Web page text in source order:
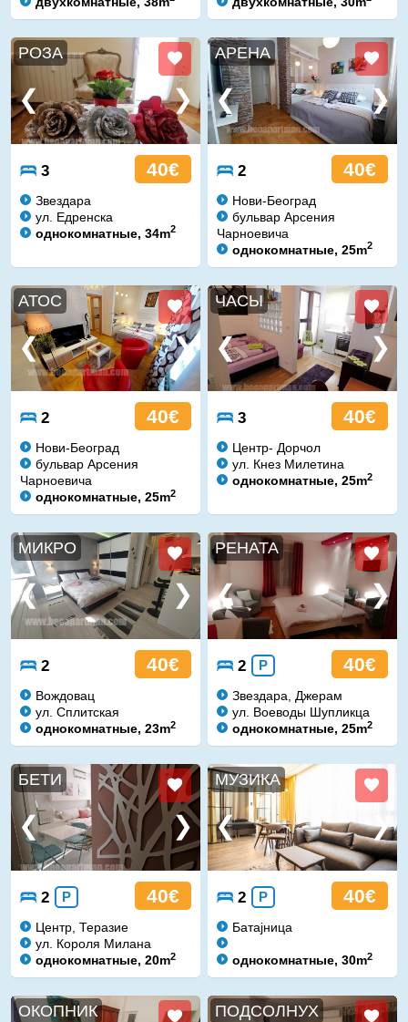
РОЗА
3 40€
Звездара
ул. Едренска
однокомнатные, 34m2
АРЕНА
2 40€
Нови-Београд
бульвар Арсения
Чарноевича
однокомнатные, 25m2
АТОС
2 40€
Нови-Београд
бульвар Арсения
Чарноевича
однокомнатные, 25m2
ЧАСЫ
3 40€
Центр- Дорчол
ул. Кнез Милетина
однокомнатные, 25m2
МИКРО
2 40€
Вождовац
ул. Сплитская
однокомнатные, 23m2
РЕНАТА
2 P 40€
Звездара, Джерам
ул. Воеводы Шупликца
однокомнатные, 25m2
БЕТИ
2 P 40€
Центр, Теразие
ул. Короля Милана
однокомнатные, 20m2
МУЗИКА
2 P 40€
Батајница
однокомнатные, 30m2
ОКОПНИК ПОДСОЛНУХ